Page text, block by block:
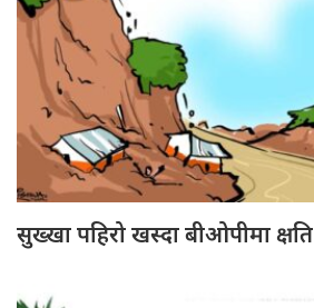
सुख्खा पहिरो खस्दा बीओपीमा क्षति